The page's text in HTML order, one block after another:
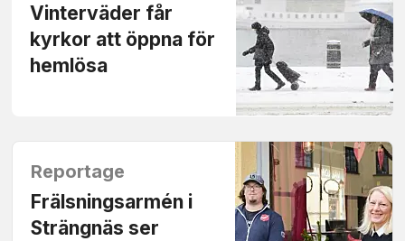
Vinterväder får
kyrkor att öppna för
hemlösa
Reportage
Frälsningsarmén i
Strängnäs ser